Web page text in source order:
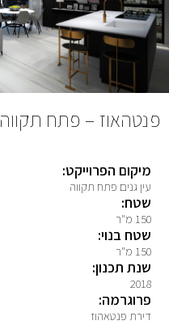
פנטהאוז – פתח תקווה
מיקום הפרוייקט:
עין גנים פתח תקווה
שטח:
150 מ"ר
שטח בנוי:
150 מ"ר
שנת תכנון:
2018
פרוגרמה:
דירת פנטאהוז